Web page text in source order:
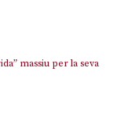
massiu per la seva
desbandada de